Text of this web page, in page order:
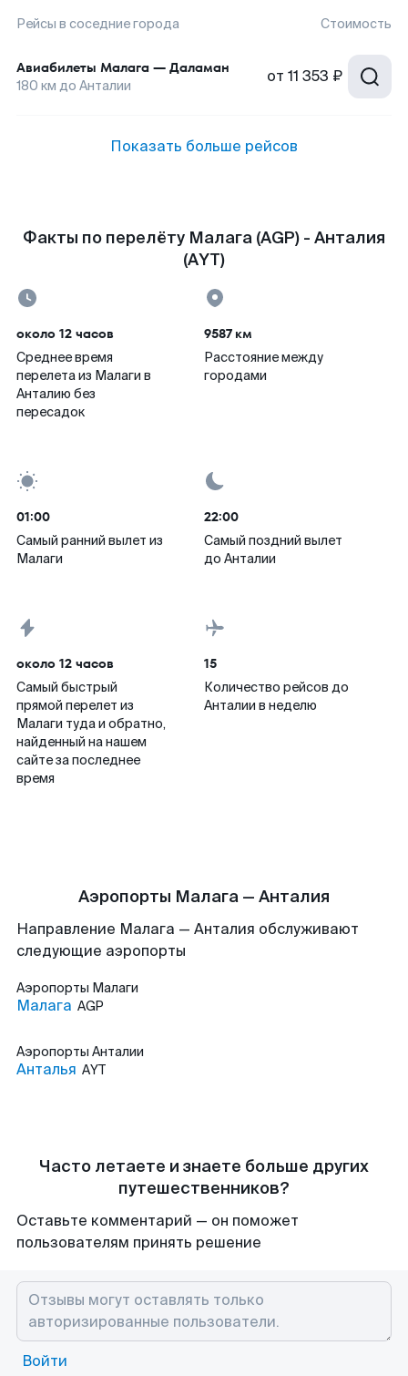
Рейсы в соседние города Стоимость
Авиабилеты Малага — Даламан
180 км до Анталии от 11 353 ₽
Показать больше рейсов
Факты по перелёту Малага (AGP) - Анталия
(AYT)
около 12 часов
Среднее время
перелета из Малаги в
Анталию без
пересадок
9587 км
Расстояние между
городами
01:00
Самый ранний вылет из
Малаги
22:00
Самый поздний вылет
до Анталии
около 12 часов
Самый быстрый
прямой перелет из
Малаги туда и обратно,
найденный на нашем
сайте за последнее
время
15
Количество рейсов до
Анталии в неделю
Аэропорты Малага — Анталия
Направление Малага — Анталия обслуживают
следующие аэропорты
Аэропорты Малаги
Малага AGP
Аэропорты Анталии
Анталья AYT
Часто летаете и знаете больше других
путешественников?
Оставьте комментарий — он поможет
пользователям принять решение
Войти